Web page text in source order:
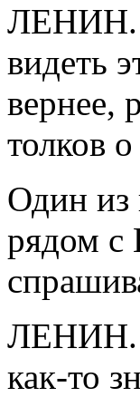
ЛЕНИН.
видеть
вернее,
толков
Один из
рядом с
ЛЕНИН.
как-то